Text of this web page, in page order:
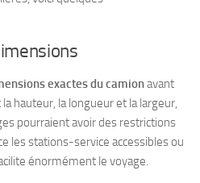
exactes du camionavant
hauteur, la longueur et la largeur,
pourraient avoir des restrictions
les stations-service accessibles ou
énormément le voyage.